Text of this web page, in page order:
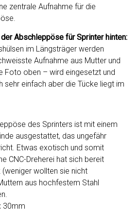
zentrale Aufnahme für die
Abschleppöse für Sprinter hinten:
im Längsträger werden
Aufnahme aus Mutter und
Foto oben – wird eingesetzt und
sehr einfach aber die Tücke liegt im
des Sprinters ist mit einem
ausgestattet, das ungefähr
Etwas exotisch und somit
CNC-Dreherei hat sich bereit
wollten sie nicht
aus hochfestem Stahl
30mm